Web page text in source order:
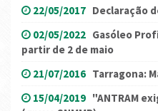
22/05/2017 Declaração
02/05/2022 Gasóleo
partir de 2 de maio
21/07/2016 Tarragona:
15/04/2019 "ANTRAM